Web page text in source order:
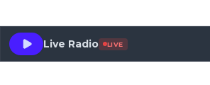
Live Radio LIVE